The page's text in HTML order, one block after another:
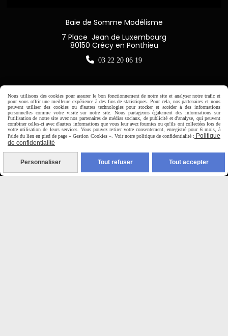
Baie de Somme Modélisme
7 Place Jean de Luxembourg
80150 Crécy en Ponthieu
 03 22 20 06 19
Horaire d'ouverture:
Du Mardi au Samedi de
9H00 - 12H30 / 14H00-18H30
Paiement sécurisé
Nous utilisons des cookies pour assurer le bon fonctionnement de notre site et analyser notre trafic et
pour vous offrir une meilleure expérience à des fins de statistiques. Pour cela, nos partenaires et nous
peuvent utiliser des cookies ou d'autres technologies pour stocker et accéder à des informations
personnelles comme votre visite sur notre site. Nous partageons également des informations sur
l'utilisation de notre site avec nos partenaires de médias sociaux, de publicité et d'analyse, qui peuvent
combiner celles-ci avec d'autres informations que vous leur avez fournies ou qu'ils ont collectées lors de
votre utilisation de leurs services. Vous pouvez retirer votre consentement, enregistré pour 6 mois, à
l'aide du lien en pied de page « Gestion Cookies ». Voir notre politique de confidentialité : Politique
de confidentialité
Personnaliser Tout refuser Tout accepter